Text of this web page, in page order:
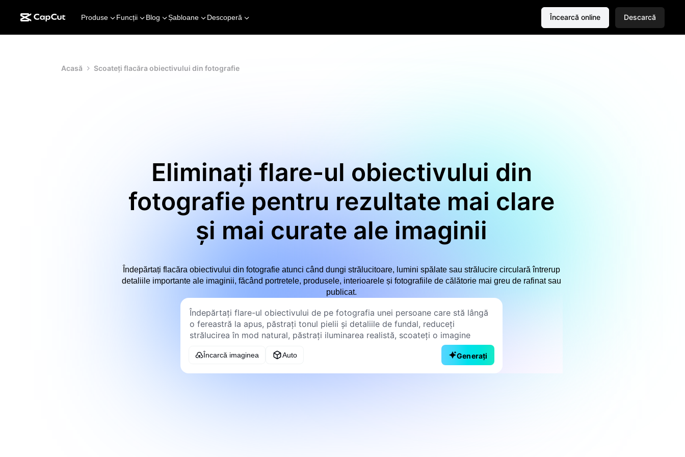
Produse Funcții Blog Șabloane Descoperă Încearcă online Descarcă
Acasă Scoateți flacăra obiectivului din fotografie
Eliminați flare-ul obiectivului din
fotografie pentru rezultate mai clare
și mai curate ale imaginii
Îndepărtați flacăra obiectivului din fotografie atunci când dungi strălucitoare, lumini spălate sau strălucire circulară întrerup
detaliile importante ale imaginii, făcând portretele, produsele, interioarele și fotografiile de călătorie mai greu de rafinat sau
publicat.
Încarcă imaginea Auto Generați